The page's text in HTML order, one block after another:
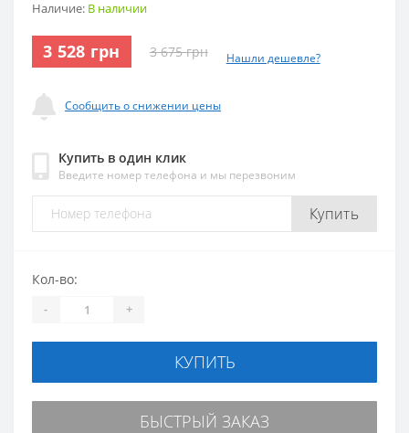
Наличие: В наличии
3 528 грн 3 675 грн Нашли дешевле?
Сообщить о снижении цены
Купить в один клик
Введите номер телефона и мы перезвоним
Купить
Кол-во:
- +
КУПИТЬ
БЫСТРЫЙ ЗАКАЗ